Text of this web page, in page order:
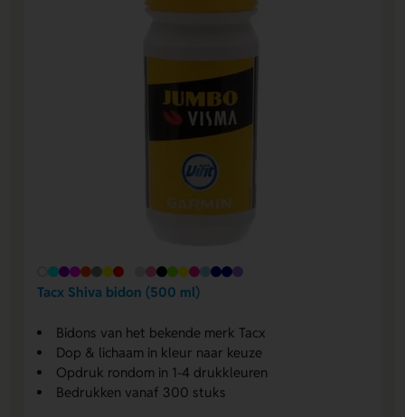
Tacx Shiva bidon (500 ml)
Bidons van het bekende merk Tacx
Dop & lichaam in kleur naar keuze
Opdruk rondom in 1-4 drukkleuren
Bedrukken vanaf 300 stuks